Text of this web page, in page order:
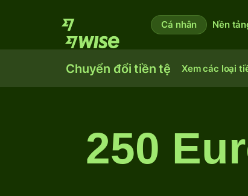
Cá nhân Nền
Chuyển đổi tiền tệ Xem các loại
250